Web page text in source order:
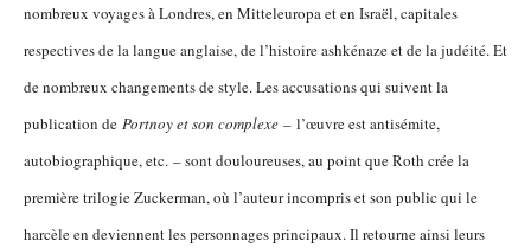
nombreux voyages à Londres, en Mitteleuropa et en Israël, capitales
respectives de la langue anglaise, de l’histoire ashkénaze et de la judéité. Et
de nombreux changements de style. Les accusations qui suivent la
publication de Portnoy et son complexe – l’œuvre est antisémite,
autobiographique, etc. – sont douloureuses, au point que Roth crée la
première trilogie Zuckerman, où l’auteur incompris et son public qui le
harcèle en deviennent les personnages principaux. Il retourne ainsi leurs